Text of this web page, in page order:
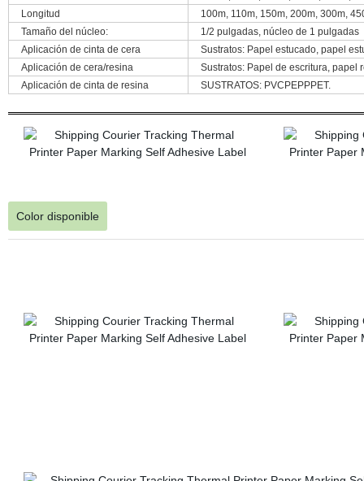
Longitud
100m, 110m, 150m, 200m, 300m,
Tamaño del núcleo:
1/2 pulgadas, núcleo de 1 pulgadas
Aplicación de cinta de cera
Sustratos: Papel estucado, papel
Aplicación de cera/resina
Sustratos: Papel de escritura, papel
Aplicación de cinta de resina
SUSTRATOS: PVCPEPPPET.
Color disponible